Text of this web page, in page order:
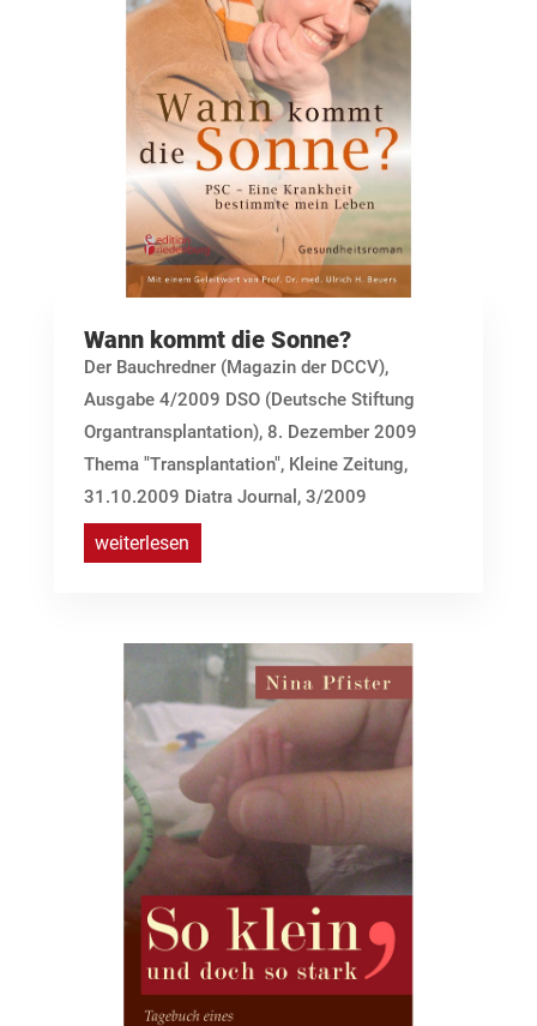
Wann kommt die Sonne?
Der Bauchredner (Magazin der DCCV),
Ausgabe 4/2009 DSO (Deutsche Stiftung
Organtransplantation), 8. Dezember 2009
Thema "Transplantation", Kleine Zeitung,
31.10.2009 Diatra Journal, 3/2009
weiterlesen